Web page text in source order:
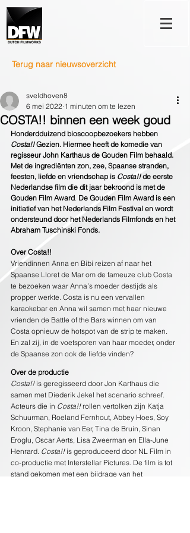
Terug naar nieuwsoverzicht
COSTA!! binnen een week goud
sveldhoven8
6 mei 2022 1 minuten om te lezen
Honderdduizend bioscoopbezoekers hebben
Costa!! Gezien. Hiermee heeft de komedie van
regisseur John Karthaus de Gouden Film behaald.
Met de ingrediënten zon, zee, Spaanse stranden,
feesten, liefde en vriendschap is Costa!! de eerste
Nederlandse film die dit jaar bekroond is met de
Gouden Film Award. De Gouden Film Award is een
initiatief van het Nederlands Film Festival en wordt
ondersteund door het Nederlands Filmfonds en het
Abraham Tuschinski Fonds.
Over Costa!!
Vriendinnen Anna en Bibi reizen af naar het
Spaanse Lloret de Mar om de fameuze club Costa
te bezoeken waar Anna’s moeder destijds als
propper werkte. Costa is nu een vervallen
karaokebar en Anna wil samen met haar nieuwe
vrienden de Battle of the Bars winnen om van
Costa opnieuw de hotspot van de strip te maken.
En zal zij, in de voetsporen van haar moeder, onder
de Spaanse zon ook de liefde vinden?
Over de productie
Costa!! is geregisseerd door Jon Karthaus die
samen met Diederik Jekel het scenario schreef.
Acteurs die in Costa!! rollen vertolken zijn Katja
Schuurman, Roeland Fernhout, Abbey Hoes, Soy
Kroon, Stephanie van Eer, Tina de Bruin, Sinan
Eroglu, Oscar Aerts, Lisa Zweerman en Ella-June
Henrard. Costa!! is geproduceerd door NL Film in
co-productie met Interstellar Pictures. De film is tot
stand gekomen met een bijdrage van het